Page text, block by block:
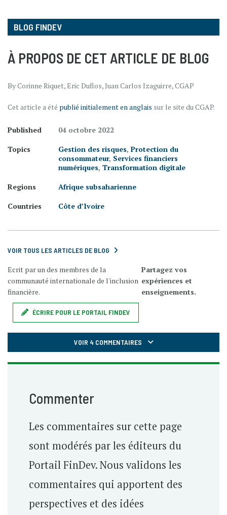
BLOG FINDEV
À PROPOS DE CET ARTICLE DE BLOG
By Corinne Riquet, Eric Duflos, Juan Carlos Izaguirre, CGAP
Cet article a été publié initialement en anglais sur le site du CGAP.
Published
04 octobre 2022
Topics
Gestion des risques, Protection du
consommateur, Services financiers
numériques, Transformation digitale
Regions
Afrique subsaharienne
Countries
Côte d’Ivoire
VOIR TOUS LES ARTICLES DE BLOG
Ecrit par un des membres de la
communauté internationale de l'inclusion
financière.
Partagez vos
expériences et
enseignements.
ÉCRIRE POUR LE PORTAIL FINDEV
VOIR 4 COMMENTAIRES
Commenter
Les commentaires sur cette page
sont modérés par les éditeurs du
Portail FinDev. Nous validons les
commentaires qui apportent des
perspectives et des idées